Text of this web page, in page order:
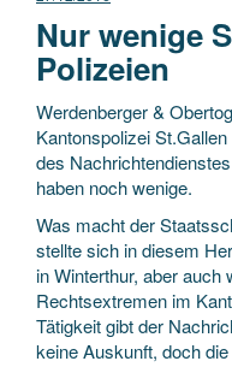
Nur wenige
Polizeien
Werdenberger &
Kantonspolizei
des
haben noch wenige.
Was macht der
stellte sich in diesem
in Winterthur, aber auch
Rechtsextremen im
Tätigkeit gibt der
keine Auskunft, doch